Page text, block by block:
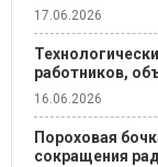
17.06.2026
работников,
16.06.2026
Пороховая
сокращения